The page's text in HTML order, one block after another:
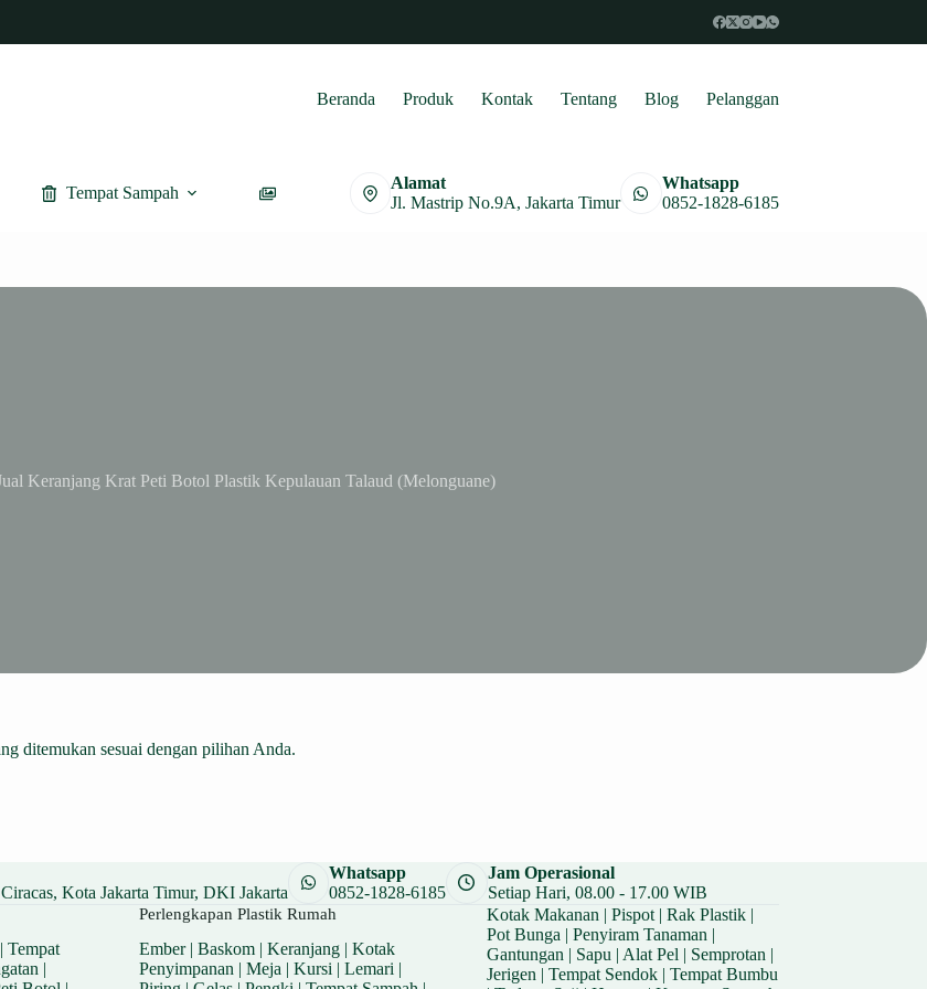
Beranda Produk Kontak Tentang Blog Pelanggan
Tempat Sampah
Alamat
Jl. Mastrip No.9A, Jakarta Timur
Whatsapp
0852-1828-6185
Keranjang Krat Peti Botol Plastik Kepulauan Talaud (Melonguane)
ditemukan sesuai dengan pilihan Anda.
Kota Jakarta Timur, DKI Jakarta
Whatsapp
0852-1828-6185
Jam Operasional
Setiap Hari, 08.00 - 17.00 WIB
Tempat
|
Perlengkapan Plastik Rumah
Ember| Baskom| Keranjang| Kotak
Penyimpanan | Meja | Kursi | Lemari |
Kotak Makanan | Pispot| Rak Plastik|
Pot Bunga | Penyiram Tanaman |
Gantungan | Sapu | Alat Pel | Semprotan |
Jerigen | Tempat Sendok| Tempat Bumbu